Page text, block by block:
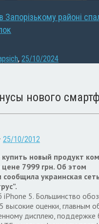
Запорізькому районі
, 25/10/2024
нового
25/10/2012
новый продукт
7999 грн. Об этом
сообщила украинская
5. Большинство
высокие оценки, главным
дисплею, поддержке